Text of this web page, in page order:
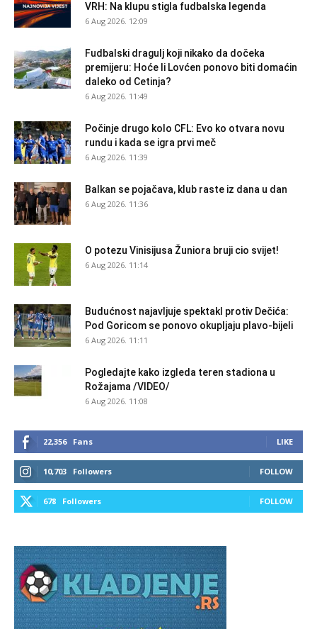
VRH: Na klupu stigla fudbalska legenda
6 Aug 2026. 12:09
Fudbalski dragulj koji nikako da dočeka
premijeru: Hoće li Lovćen ponovo biti domaćin
daleko od Cetinja?
6 Aug 2026. 11:49
Počinje drugo kolo CFL: Evo ko otvara novu
rundu i kada se igra prvi meč
6 Aug 2026. 11:39
Balkan se pojačava, klub raste iz dana u dan
6 Aug 2026. 11:36
O potezu Vinisijusa Žuniora bruji cio svijet!
6 Aug 2026. 11:14
Budućnost najavljuje spektakl protiv Dečića:
Pod Goricom se ponovo okupljaju plavo-bijeli
6 Aug 2026. 11:11
Pogledajte kako izgleda teren stadiona u
Rožajama /VIDEO/
6 Aug 2026. 11:08
22,356 Fans LIKE
10,703 Followers FOLLOW
678 Followers FOLLOW